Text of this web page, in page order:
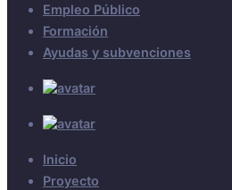
Empleo Público
Formación
Ayudas y subvenciones
Inicio
Proyecto